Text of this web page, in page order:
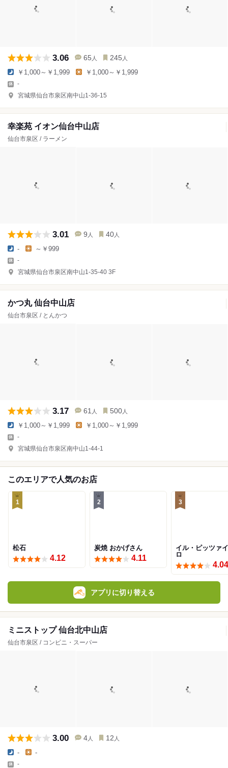
3.06 65 人 245 人
￥1,000～￥1,999 ￥1,000～￥1,999
-
宮城県仙台市泉区南中山1-36-15
幸楽苑 イオン仙台中山店
仙台市泉区 / ラーメン
3.01 9 人 40 人
- ～￥999
-
宮城県仙台市泉区南中山1-35-40 3F
かつ丸 仙台中山店
仙台市泉区 / とんかつ
3.17 61 人 500 人
￥1,000～￥1,999 ￥1,000～￥1,999
-
宮城県仙台市泉区南中山1-44-1
このエリアで人気のお店
1
松石
4.12
2
炭焼 おかげさん
4.11
3
イル・ピッツァ
ロ
4.04
アプリに切り替える
ミニストップ 仙台北中山店
仙台市泉区 / コンビニ・スーパー
3.00 4 人 12 人
- -
-